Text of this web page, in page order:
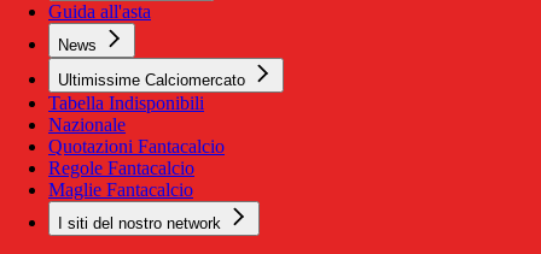
Guida all'asta
News
Ultimissime Calciomercato
Tabella Indisponibili
Nazionale
Quotazioni Fantacalcio
Regole Fantacalcio
Maglie Fantacalcio
I siti del nostro network